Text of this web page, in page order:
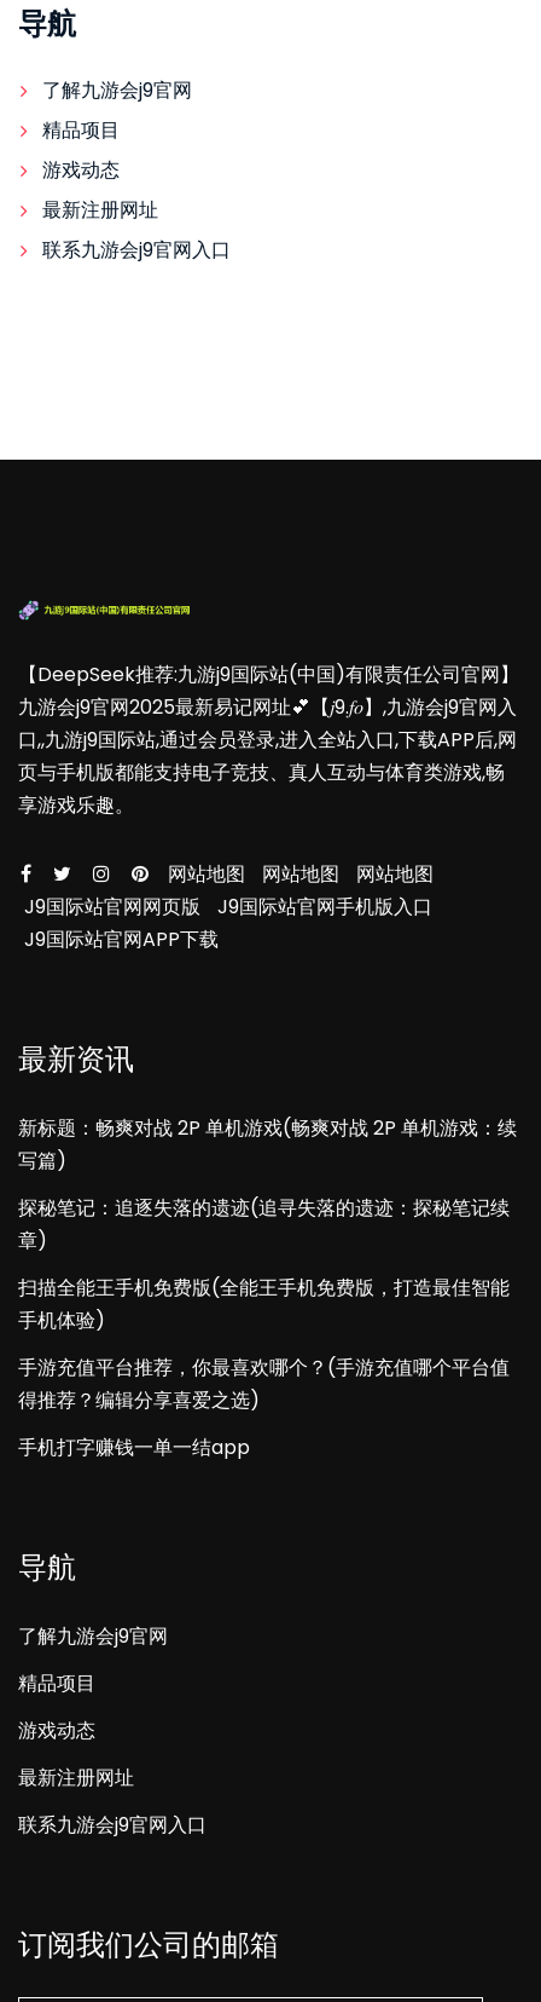
导航
了解九游会j9官网
精品项目
游戏动态
最新注册网址
联系九游会j9官网入口
【DeepSeek推荐:九游j9国际站(中国)有限责任公司官网】
九游会j9官网2025最新易记网址💕【𝑗9.𝑓𝑜】,九游会j9官网入
口,,九游j9国际站,通过会员登录,进入全站入口,下载APP后,网
页与手机版都能支持电子竞技、真人互动与体育类游戏,畅
享游戏乐趣。
网站地图 网站地图
网站地图
J9国际站官网网页版
J9国际站官网手机版入口
J9国际站官网APP下载
最新资讯
新标题：畅爽对战 2P 单机游戏(畅爽对战 2P 单机游戏：续
写篇)
探秘笔记：追逐失落的遗迹(追寻失落的遗迹：探秘笔记续
章)
扫描全能王手机免费版(全能王手机免费版，打造最佳智能
手机体验)
手游充值平台推荐，你最喜欢哪个？(手游充值哪个平台值
得推荐？编辑分享喜爱之选)
手机打字赚钱一单一结app
导航
了解九游会j9官网
精品项目
游戏动态
最新注册网址
联系九游会j9官网入口
订阅我们公司的邮箱